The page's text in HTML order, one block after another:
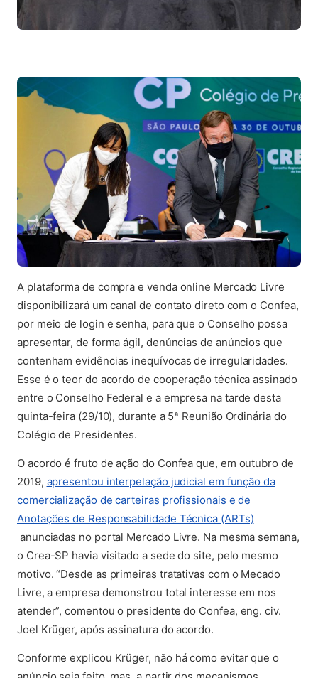
A plataforma de compra e venda online Mercado Livre
disponibilizará um canal de contato direto com o Confea,
por meio de login e senha, para que o Conselho possa
apresentar, de forma ágil, denúncias de anúncios que
contenham evidências inequívocas de irregularidades.
Esse é o teor do acordo de cooperação técnica assinado
entre o Conselho Federal e a empresa na tarde desta
quinta-feira (29/10), durante a 5ª Reunião Ordinária do
Colégio de Presidentes.
O acordo é fruto de ação do Confea que, em outubro de
2019, apresentou interpelação judicial em função da
comercialização de carteiras profissionais e de
Anotações de Responsabilidade Técnica (ARTs)
(abre em nova aba)
anunciadas no portal Mercado Livre. Na mesma semana,
o Crea-SP havia visitado a sede do site, pelo mesmo
motivo. “Desde as primeiras tratativas com o Mecado
Livre, a empresa demonstrou total interesse em nos
atender”, comentou o presidente do Confea, eng. civ.
Joel Krüger, após assinatura do acordo.
Conforme explicou Krüger, não há como evitar que o